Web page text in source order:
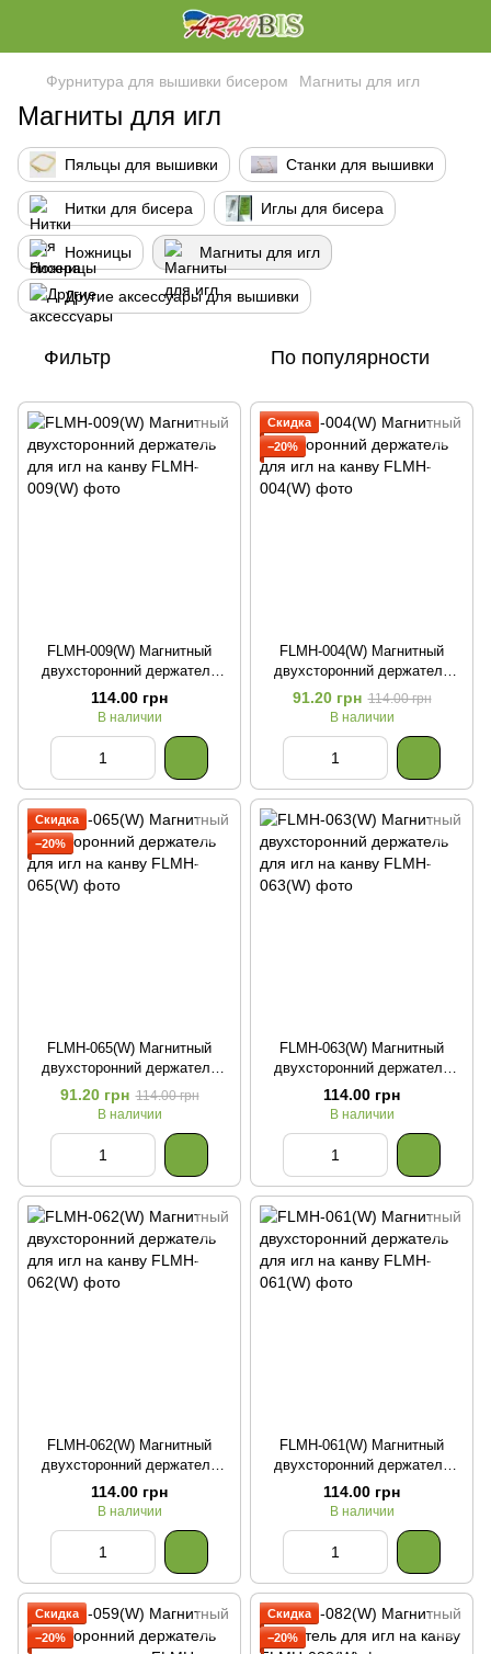
Фурнитура для вышивки бисером Магниты для игл
Магниты для игл
Пяльцы для вышивки Станки для вышивки
Нитки для бисера Иглы для бисера
Ножницы Магниты для игл
Другие аксессуары для вышивки
Фильтр По популярности
FLMH-009(W) Магнитный
двухсторонний держатель
для игл на канву
114.00 грн
В наличии
Скидка
−20%
FLMH-004(W) Магнитный
двухсторонний держатель
для игл на канву
91.20 грн 114.00 грн
В наличии
Скидка
−20%
FLMH-065(W) Магнитный
двухсторонний держатель
для игл на канву
91.20 грн 114.00 грн
В наличии
FLMH-063(W) Магнитный
двухсторонний держатель
для игл на канву
114.00 грн
В наличии
FLMH-062(W) Магнитный
двухсторонний держатель
для игл на канву
114.00 грн
В наличии
FLMH-061(W) Магнитный
двухсторонний держатель
для игл на канву
114.00 грн
В наличии
Скидка
−20%
Скидка
−20%